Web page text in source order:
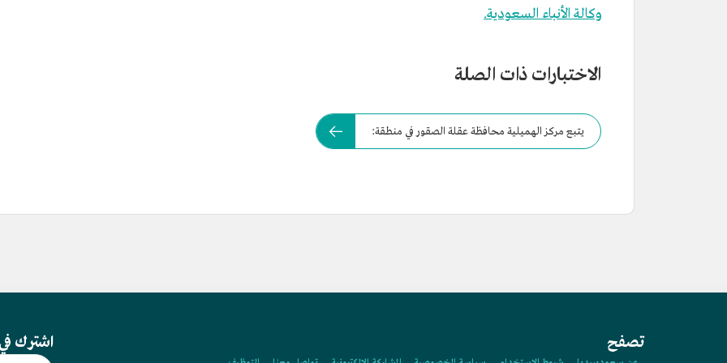
وكالة الأنباء السعودية.
الاختبارات ذات الصلة
يتبع مركز الهميلية محافظة عقلة الصقور في منطقة:
تصفح اشترك